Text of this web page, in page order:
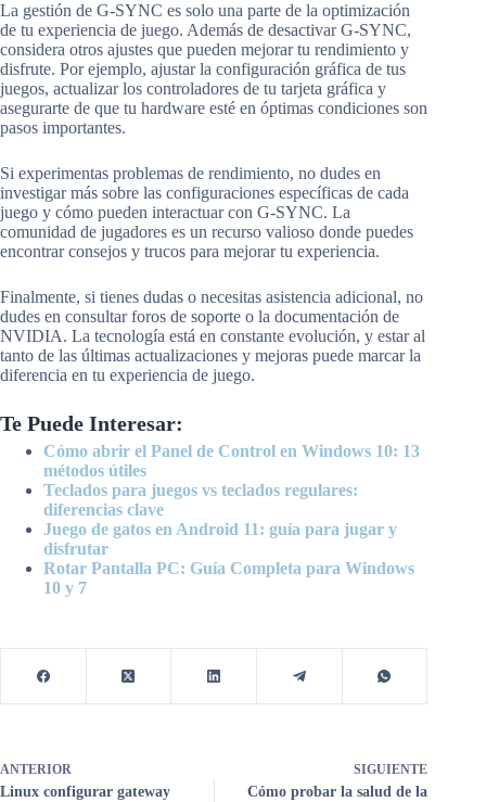
La gestión de G-SYNC es solo una parte de la optimización
de tu experiencia de juego. Además de desactivar G-SYNC,
considera otros ajustes que pueden mejorar tu rendimiento y
disfrute. Por ejemplo, ajustar la configuración gráfica de tus
juegos, actualizar los controladores de tu tarjeta gráfica y
asegurarte de que tu hardware esté en óptimas condiciones son
pasos importantes.
Si experimentas problemas de rendimiento, no dudes en
investigar más sobre las configuraciones específicas de cada
juego y cómo pueden interactuar con G-SYNC. La
comunidad de jugadores es un recurso valioso donde puedes
encontrar consejos y trucos para mejorar tu experiencia.
Finalmente, si tienes dudas o necesitas asistencia adicional, no
dudes en consultar foros de soporte o la documentación de
NVIDIA. La tecnología está en constante evolución, y estar al
tanto de las últimas actualizaciones y mejoras puede marcar la
diferencia en tu experiencia de juego.
Te Puede Interesar:
Cómo abrir el Panel de Control en Windows 10: 13
métodos útiles
Teclados para juegos vs teclados regulares:
diferencias clave
Juego de gatos en Android 11: guía para jugar y
disfrutar
Rotar Pantalla PC: Guía Completa para Windows
10 y 7
ANTERIOR
Linux configurar gateway
SIGUIENTE
Cómo probar la salud de la